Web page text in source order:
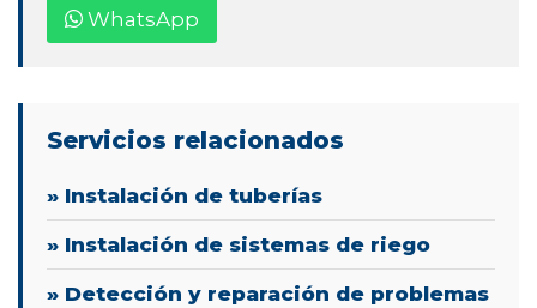
WhatsApp
Servicios relacionados
» Instalación de tuberías
» Instalación de sistemas de riego
» Detección y reparación de problemas